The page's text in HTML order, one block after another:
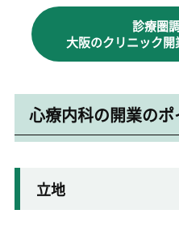
診療圏
大阪のクリニック
心療内科の開業のポ
立地